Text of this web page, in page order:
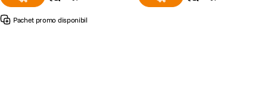
Pachet promo disponibil